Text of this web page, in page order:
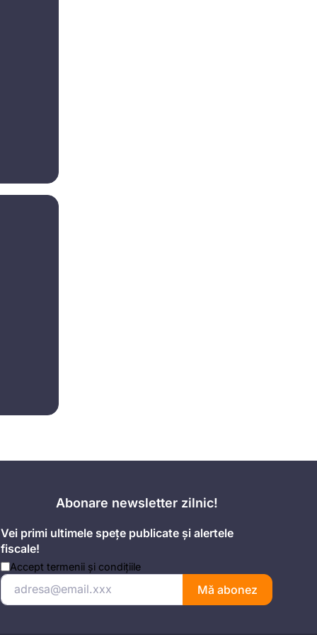
Abonare newsletter zilnic!
Vei primi ultimele spețe publicate și alertele
fiscale!
Accept termenii și condițiile
Mă abonez